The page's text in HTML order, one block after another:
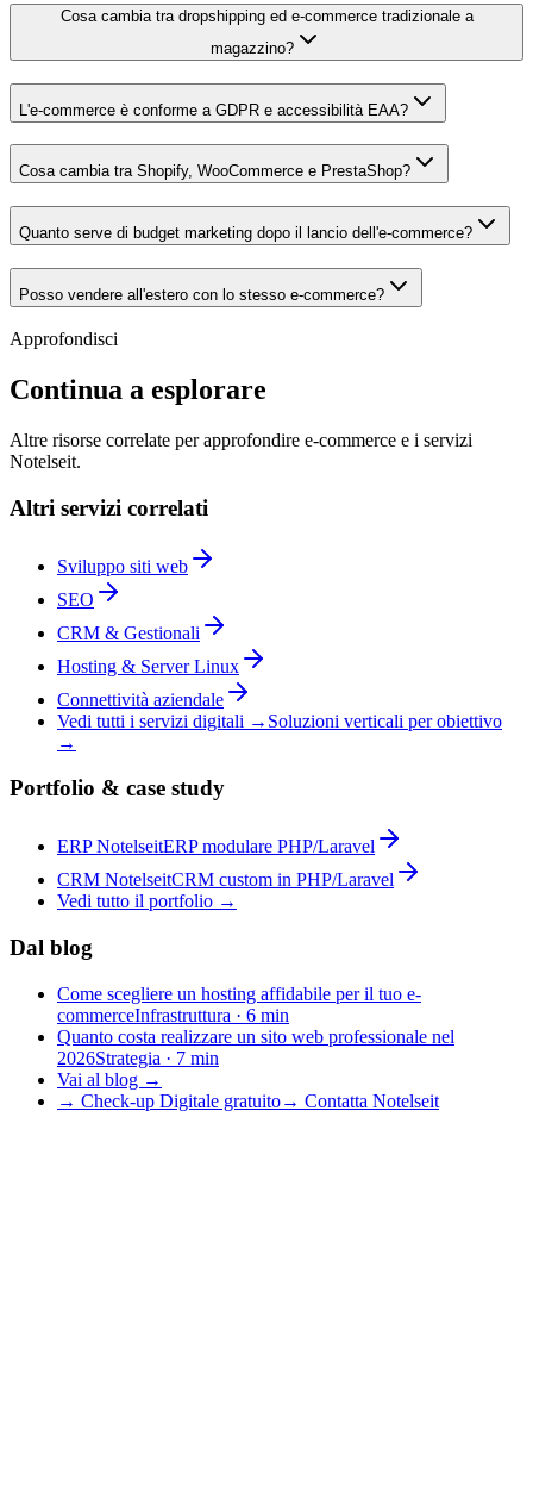
Cosa cambia tra dropshipping ed e-commerce tradizionale a
magazzino?
L'e-commerce è conforme a GDPR e accessibilità EAA?
Cosa cambia tra Shopify, WooCommerce e PrestaShop?
Quanto serve di budget marketing dopo il lancio dell'e-commerce?
Posso vendere all'estero con lo stesso e-commerce?
Approfondisci
Continua a esplorare
Altre risorse correlate per approfondire e-commerce e i servizi
Notelseit.
Altri servizi correlati
Sviluppo siti web
SEO
CRM & Gestionali
Hosting & Server Linux
Connettività aziendale
Vedi tutti i servizi digitali → Soluzioni verticali per obiettivo
→
Portfolio & case study
ERP NotelseitERP modulare PHP/Laravel
CRM NotelseitCRM custom in PHP/Laravel
Vedi tutto il portfolio →
Dal blog
Come scegliere un hosting affidabile per il tuo e-
commerceInfrastruttura · 6 min
Quanto costa realizzare un sito web professionale nel
2026Strategia · 7 min
Vai al blog →
→ Check-up Digitale gratuito→ Contatta Notelseit